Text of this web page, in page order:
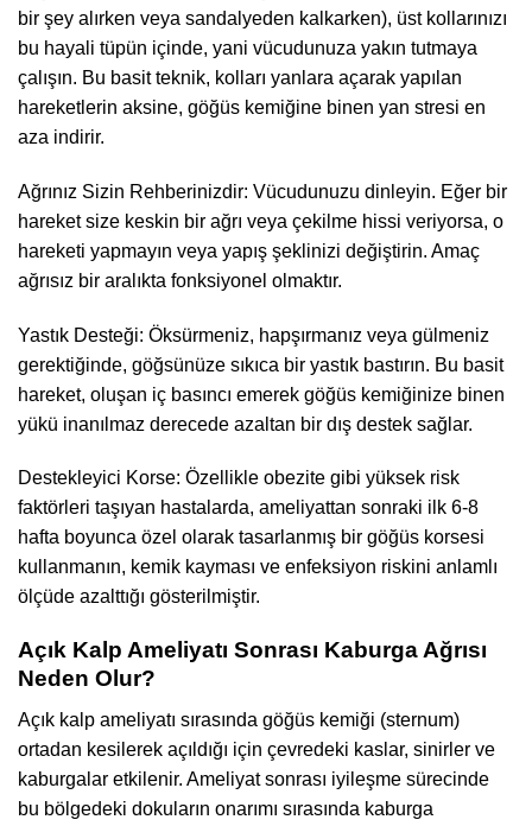
bir şey alırken veya sandalyeden kalkarken), üst kollarınızı
bu hayali tüpün içinde, yani vücudunuza yakın tutmaya
çalışın. Bu basit teknik, kolları yanlara açarak yapılan
hareketlerin aksine, göğüs kemiğine binen yan stresi en
aza indirir.
Ağrınız Sizin Rehberinizdir: Vücudunuzu dinleyin. Eğer bir
hareket size keskin bir ağrı veya çekilme hissi veriyorsa, o
hareketi yapmayın veya yapış şeklinizi değiştirin. Amaç
ağrısız bir aralıkta fonksiyonel olmaktır.
Yastık Desteği: Öksürmeniz, hapşırmanız veya gülmeniz
gerektiğinde, göğsünüze sıkıca bir yastık bastırın. Bu basit
hareket, oluşan iç basıncı emerek göğüs kemiğinize binen
yükü inanılmaz derecede azaltan bir dış destek sağlar.
Destekleyici Korse: Özellikle obezite gibi yüksek risk
faktörleri taşıyan hastalarda, ameliyattan sonraki ilk 6-8
hafta boyunca özel olarak tasarlanmış bir göğüs korsesi
kullanmanın, kemik kayması ve enfeksiyon riskini anlamlı
ölçüde azalttığı gösterilmiştir.
Açık Kalp Ameliyatı Sonrası Kaburga Ağrısı
Neden Olur?
Açık kalp ameliyatı sırasında göğüs kemiği (sternum)
ortadan kesilerek açıldığı için çevredeki kaslar, sinirler ve
kaburgalar etkilenir. Ameliyat sonrası iyileşme sürecinde
bu bölgedeki dokuların onarımı sırasında kaburga